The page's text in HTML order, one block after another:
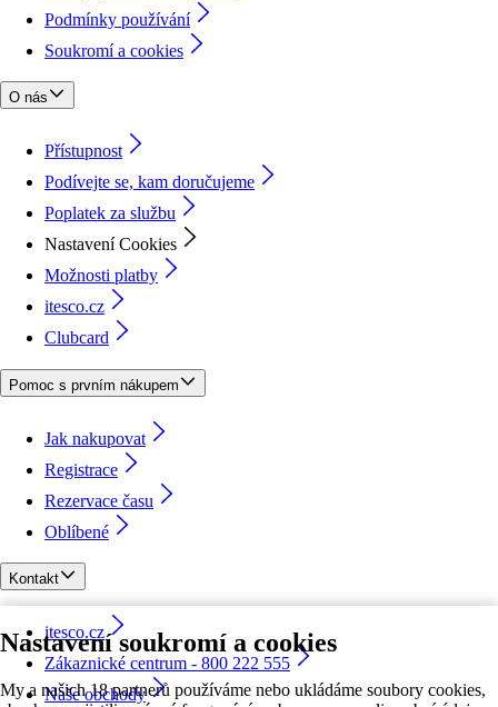
Nastavení soukromí a cookies
My a našich 18 partnerů používáme nebo ukládáme soubory cookies,
Podmínky používání
Soukromí a cookies
O nás
Přístupnost
Podívejte se, kam doručujeme
Poplatek za službu
Nastavení Cookies
Možnosti platby
itesco.cz
Clubcard
Pomoc s prvním nákupem
Jak nakupovat
Registrace
Rezervace času
Oblíbené
Kontakt
itesco.cz
Zákaznické centrum - 800 222 555
Naše obchody